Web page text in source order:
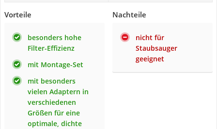
Vorteile
besonders hohe
Filter-Effizienz
mit Montage-Set
mit besonders
vielen Adaptern in
verschiedenen
Größen für eine
optimale, dichte
Nachteile
nicht für
Staubsauger
geeignet